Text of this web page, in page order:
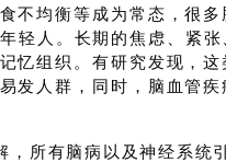
不均衡等成为常态，很多
轻人。长期的焦虑、紧
忆组织。有研究发现，这
发人群，同时，脑血管疾
，所有脑病以及神经系统